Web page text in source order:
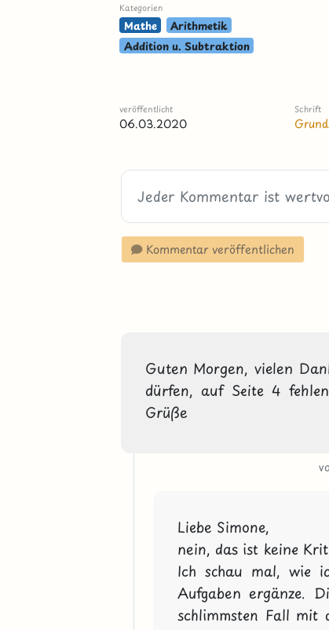
Kategorien
Mathe
Arithmetik
Addition u. Subtraktion
veröffentlicht
06.03.2020
Schrift
Kommentar veröffentlichen
Guten Morgen, vielen
dürfen, auf Seite 4
Grüße
Liebe Simone,
nein, das ist keine
Ich schau mal, wie
Aufgaben ergänze.
schlimmsten Fall mit